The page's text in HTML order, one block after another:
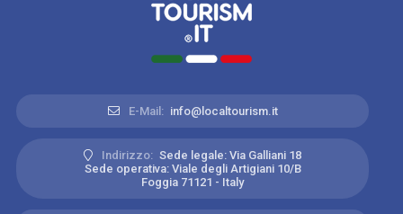
E-Mail: info@localtourism.it
Indirizzo: Sede legale: Via Galliani 18
Sede operativa: Viale degli Artigiani 10/B
Foggia 71121 - Italy